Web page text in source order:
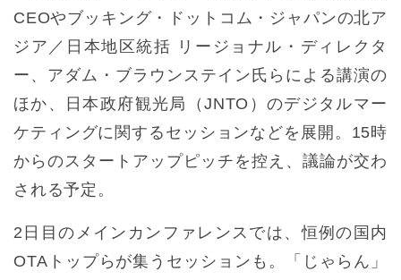
CEOやブッキング・ドットコム・ジャパンの北ア
ジア／日本地区統括 リージョナル・ディレクタ
ー、アダム・ブラウンステイン氏らによる講演の
ほか、日本政府観光局（JNTO）のデジタルマー
ケティングに関するセッションなどを展開。15時
からのスタートアップピッチを控え、議論が交わ
される予定。
2日目のメインカンファレンスでは、恒例の国内
OTAトップらが集うセッションも。「じゃらん」